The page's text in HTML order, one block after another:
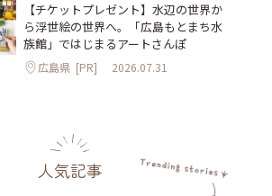
【チケットプレゼント】水辺の世界か
ら浮世絵の世界へ。「広島もとまち水
族館」ではじまるアートさんぽ
広島県 [PR] 2026.07.31
人気記事